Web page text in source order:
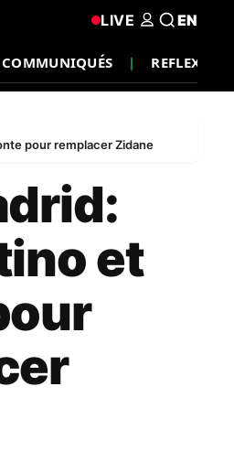
COMMUNIQUÉS REFLEXION
LIVE EN
pour remplacer Zidane
et